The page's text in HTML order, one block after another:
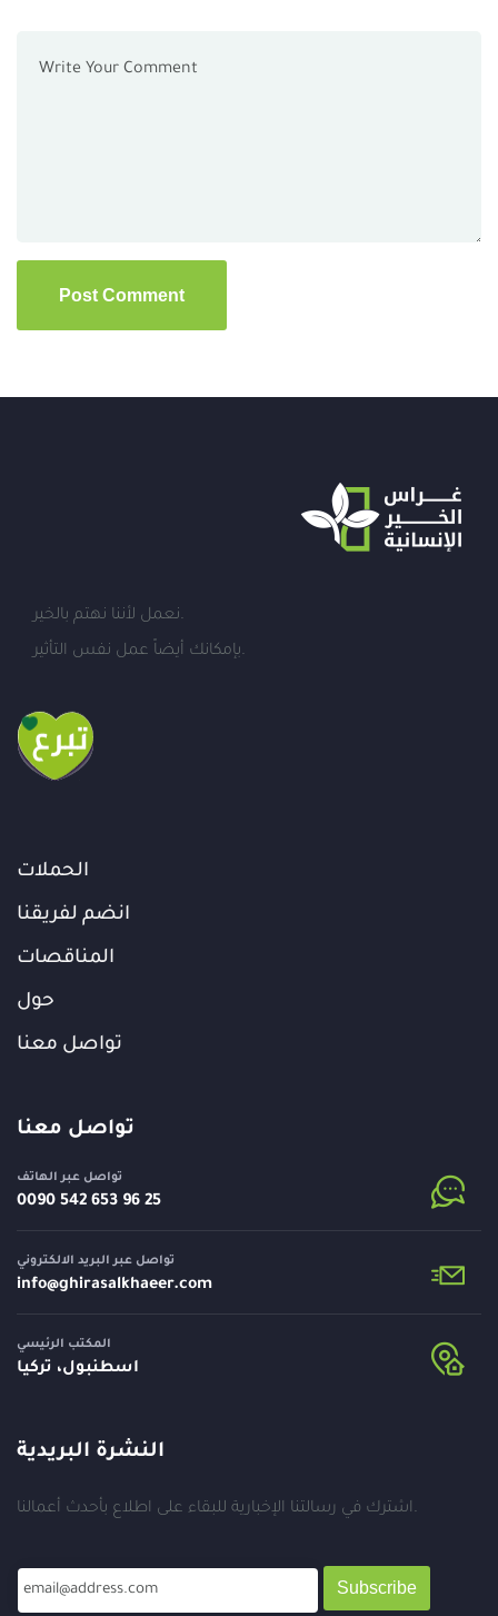
نعمل لأننا نهتم بالخير.
بإمكانك أيضاً عمل نفس التأثير.
الحملات
انضم لفريقنا
المناقصات
حول
تواصل معنا
تواصل معنا
تواصل عبر الهاتف
⁦0090 542 653 96 25⁩
تواصل عبر البريد الالكتروني
info@ghirasalkhaeer.com
المكتب الرئيسي
اسطنبول، تركيا
النشرة البريدية
اشترك في رسالتنا الإخبارية للبقاء على اطلاع بأحدث أعمالنا.
Subscribe